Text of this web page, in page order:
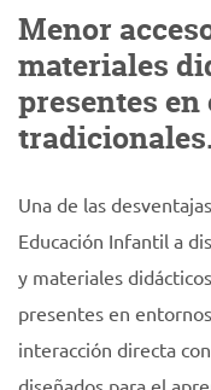
Menor
materiales
presentes
tradicionales.
Una de las
Educación Infantil a
y materiales
presentes en
interacción directa
diseñados para el